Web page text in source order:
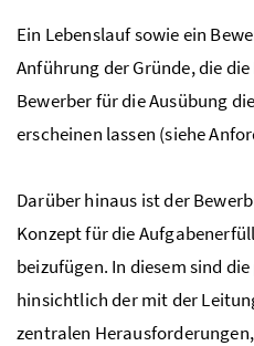
Ein Lebenslauf sowie ein
Anführung der Gründe, die
Bewerber für die Ausübung
erscheinen lassen (siehe
Darüber hinaus ist der
Konzept für die
beizufügen. In diesem sind
hinsichtlich der mit der
zentralen